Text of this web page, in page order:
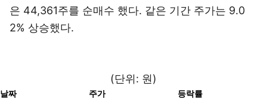
은 44,361주를 순매수 했다. 같은 기간 주가는 9.0
2% 상승했다.
(단위: 원)
날짜 주가
등락률